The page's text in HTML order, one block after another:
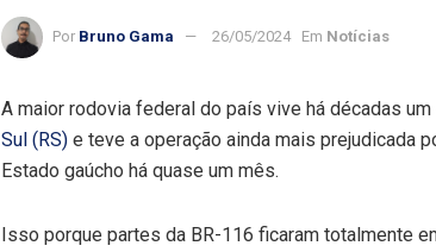
Por Bruno Gama 26/05/2024 Em Notícias
A maior rodovia federal do país vive há décadas
Sul (RS) e teve a operação ainda mais prejudicada
Estado gaúcho há quase um mês.
Isso porque partes da BR-116 ficaram totalmente